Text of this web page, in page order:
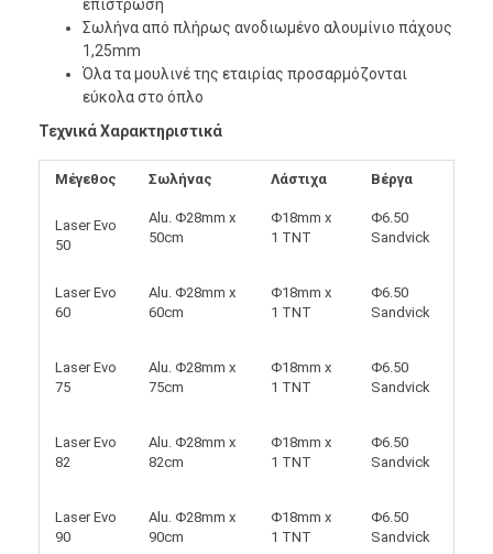
επίστρωση
Σωλήνα από πλήρως ανοδιωμένο αλουμίνιο πάχους
1,25mm
Όλα τα μουλινέ της εταιρίας προσαρμόζονται
εύκολα στο όπλο
ΤεχνικάΧαρακτηριστικά
Μέγεθος Σωλήνας Λάστιχα Βέργα
Laser Evo
50
Alu. Φ28mm x
50cm
Φ18mm x
1 TNT
Φ6.50
Sandvick
Laser Evo
60
Alu. Φ28mm x
60cm
Φ18mm x
1 TNT
Φ6.50
Sandvick
Laser Evo
75
Alu. Φ28mm x
75cm
Φ18mm x
1 TNT
Φ6.50
Sandvick
Laser Evo
82
Alu. Φ28mm x
82cm
Φ18mm x
1 TNT
Φ6.50
Sandvick
Laser Evo
90
Alu. Φ28mm x
90cm
Φ18mm x
1 TNT
Φ6.50
Sandvick